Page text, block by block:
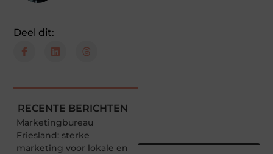
Deel dit:
RECENTE BERICHTEN
Marketingbureau
Friesland: sterke
marketing voor lokale en